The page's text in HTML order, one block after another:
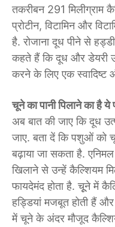
तकरीबन 291 मिलीग्राम
प्रोटीन, विटामिन और
है. रोजाना दूध पीने से
कहते हैं कि दूध और डेयरी
करने के लिए एक स्वादिष्ट
चूने का पानी पिलाने का है ये
अब बात की जाए कि दूध
जाए. बता दें कि पशुओं को
बढ़ाया जा सकता है.
खिलाने से उन्हें कैल्शियम
फायदेमंद होता है. चूूने में
हड्डियां मजबूत होती हैं
में चूने के अंदर मौजूद